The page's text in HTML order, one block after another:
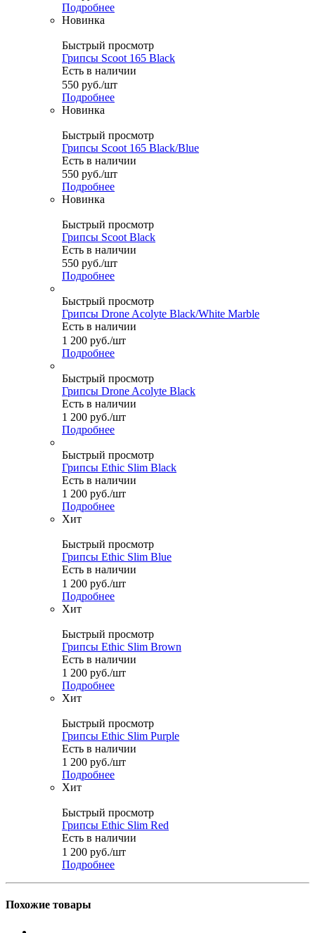
Подробнее
Новинка
Быстрый просмотр
Грипсы Scoot 165 Black
Есть в наличии
550 руб./шт
Подробнее
Новинка
Быстрый просмотр
Грипсы Scoot 165 Black/Blue
Есть в наличии
550 руб./шт
Подробнее
Новинка
Быстрый просмотр
Грипсы Scoot Black
Есть в наличии
550 руб./шт
Подробнее
Быстрый просмотр
Грипсы Drone Acolyte Black/White Marble
Есть в наличии
1 200 руб./шт
Подробнее
Быстрый просмотр
Грипсы Drone Acolyte Black
Есть в наличии
1 200 руб./шт
Подробнее
Быстрый просмотр
Грипсы Ethic Slim Black
Есть в наличии
1 200 руб./шт
Подробнее
Хит
Быстрый просмотр
Грипсы Ethic Slim Blue
Есть в наличии
1 200 руб./шт
Подробнее
Хит
Быстрый просмотр
Грипсы Ethic Slim Brown
Есть в наличии
1 200 руб./шт
Подробнее
Хит
Быстрый просмотр
Грипсы Ethic Slim Purple
Есть в наличии
1 200 руб./шт
Подробнее
Хит
Быстрый просмотр
Грипсы Ethic Slim Red
Есть в наличии
1 200 руб./шт
Подробнее
Похожие товары